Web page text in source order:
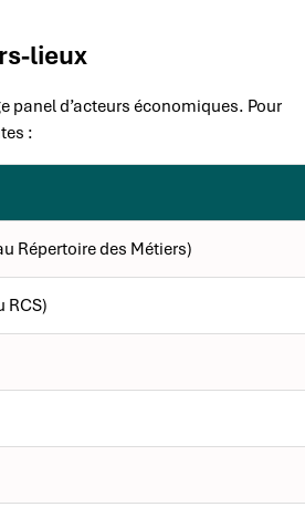
lieux
panel d’acteurs économiques. Pour
:
Répertoire des Métiers)
RCS)